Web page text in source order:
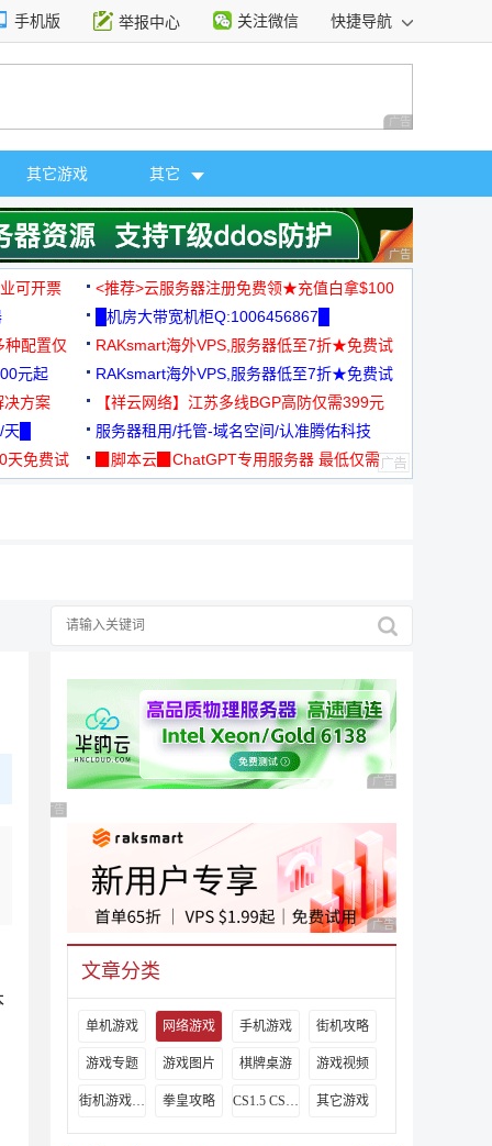
手机版 举报中心 关注微信 快捷导航
择 广告 商业广告，理
其它游戏 其它
广告 商业广告，理
可开票
<推荐>云服务器注册免费领★充值白拿$100
█机房大带宽机柜Q:1006456867█
种配置仅
RAKsmart海外VPS,服务器低至7折★免费试
用★
元起
RAKsmart海外VPS,服务器低至7折★免费试
用★
决方案
【祥云网络】江苏多线BGP高防仅需399元
█
服务器租用/托管-域名空间/认准腾佑科技
免费试
▉脚本云▉ChatGPT专用服务器 最低仅需
广告 商业广告，理性
广告 商业广告，理性选择
广告 商业广告，理性
文章分类
单机游戏 网络游戏 手机游戏 街机攻略
游戏专题 游戏图片 棋牌桌游 游戏视频
街机游戏出招表 拳皇攻略 CS1.5 CS1.6攻略 其它游戏